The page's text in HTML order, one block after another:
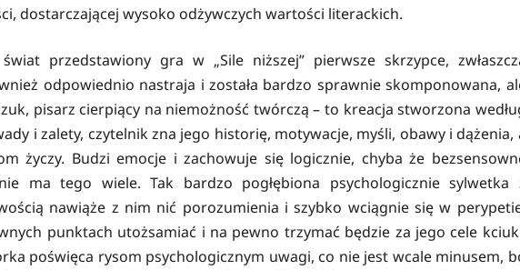
dostarczającej wysoko odżywczych wartości literackich.
przedstawiony gra w „Sile niższej” pierwsze skrzypce,
odpowiednio nastraja i została bardzo sprawnie skomponowana,
pisarz cierpiący na niemożność twórczą – to kreacja stworzona
i zalety, czytelnik zna jego historię, motywacje, myśli, obawy i dążenia,
życzy. Budzi emocje i zachowuje się logicznie, chyba że
ma tego wiele. Tak bardzo pogłębiona psychologicznie sylwetka
nawiąże z nim nić porozumienia i szybko wciągnie się w
punktach utożsamiać i na pewno trzymać będzie za jego cele
poświęca rysom psychologicznym uwagi, co nie jest wcale minusem,